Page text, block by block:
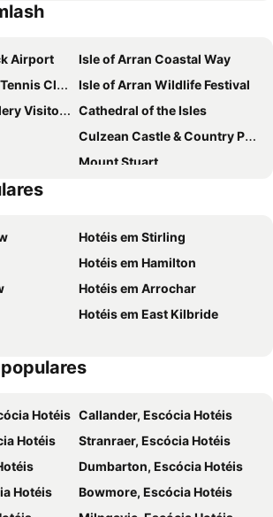
Airport
Isle of Arran Coastal Way
Club
Isle of Arran Wildlife Festival
Centre
Cathedral of the Isles
Culzean Castle & Country Park
Mount Stuart
Hotéis em Stirling
Hotéis em Hamilton
Hotéis em Arrochar
Hotéis em East Kilbride
Hotéis Callander, Escócia Hotéis
Hotéis
Stranraer, Escócia Hotéis
Dumbarton, Escócia Hotéis
Hotéis
Bowmore, Escócia Hotéis